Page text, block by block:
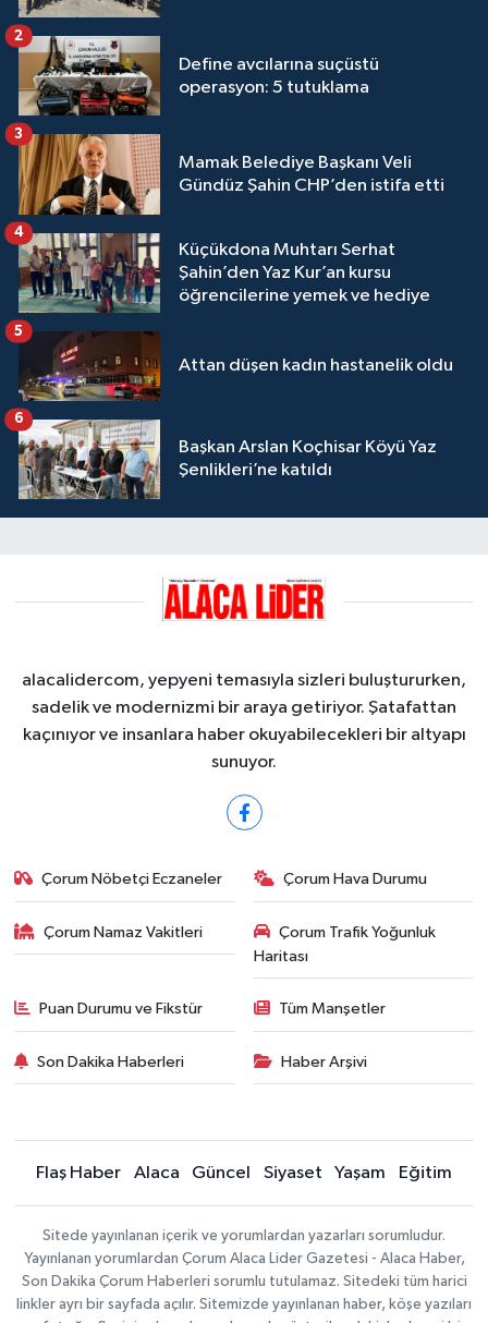
Define avcılarına suçüstü
operasyon: 5 tutuklama
2
Mamak Belediye Başkanı Veli
Gündüz Şahin CHP’den istifa etti
3
Küçükdona Muhtarı Serhat
Şahin’den Yaz Kur’an kursu
öğrencilerine yemek ve hediye
4
Attan düşen kadın hastanelik oldu
5
Başkan Arslan Koçhisar Köyü Yaz
Şenlikleri’ne katıldı
6
alacalidercom, yepyeni temasıyla sizleri buluştururken,
sadelik ve modernizmi bir araya getiriyor. Şatafattan
kaçınıyor ve insanlara haber okuyabilecekleri bir altyapı
sunuyor.
Çorum Nöbetçi Eczaneler Çorum Hava Durumu
Çorum Namaz Vakitleri
Çorum Trafik Yoğunluk
Haritası
Puan Durumu ve Fikstür Tüm Manşetler
Son Dakika Haberleri Haber Arşivi
Flaş Haber Alaca Güncel Siyaset Yaşam Eğitim
Sitede yayınlanan içerik ve yorumlardan yazarları sorumludur.
Yayınlanan yorumlardan Çorum Alaca Lider Gazetesi - Alaca Haber,
Son Dakika Çorum Haberleri sorumlu tutulamaz. Sitedeki tüm harici
linkler ayrı bir sayfada açılır. Sitemizde yayınlanan haber, köşe yazıları